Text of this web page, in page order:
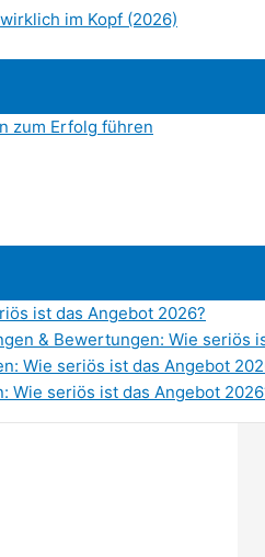
im Kopf (2026)
zum Erfolg führen
ist das Angebot 2026?
& Bewertungen: Wie seriös
Wie seriös ist das Angebot
Wie seriös ist das Angebot